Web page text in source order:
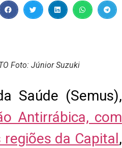
Foto: Júnior Suzuki
Saúde (Semus),
Antirrábica, com
da Capital ,